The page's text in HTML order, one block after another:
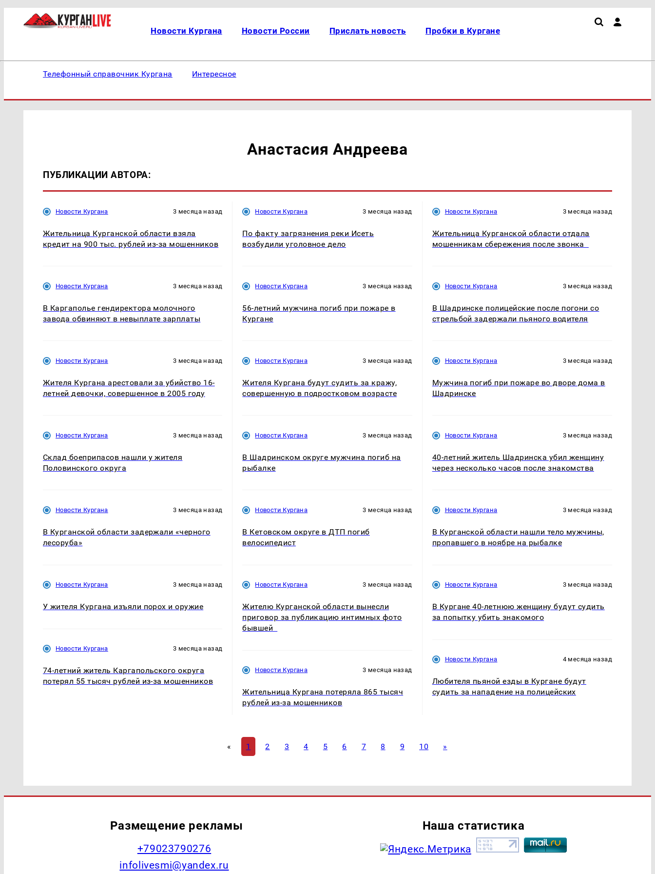
Новости Кургана Новости России Прислать новость Пробки в Кургане
Телефонный справочник Кургана Интересное
Анастасия Андреева
ПУБЛИКАЦИИ АВТОРА:
Новости Кургана 3 месяца назад
Жительница Курганской области взяла
кредит на 900 тыс. рублей из-за мошенников
Новости Кургана 3 месяца назад
В Каргаполье гендиректора молочного
завода обвиняют в невыплате зарплаты
Новости Кургана 3 месяца назад
Жителя Кургана арестовали за убийство 16-
летней девочки, совершенное в 2005 году
Новости Кургана 3 месяца назад
Склад боеприпасов нашли у жителя
Половинского округа
Новости Кургана 3 месяца назад
В Курганской области задержали «черного
лесоруба»
Новости Кургана 3 месяца назад
У жителя Кургана изъяли порох и оружие
Новости Кургана 3 месяца назад
74‑летний житель Каргапольского округа
потерял 55 тысяч рублей из‑за мошенников
Новости Кургана 3 месяца назад
По факту загрязнения реки Исеть
возбудили уголовное дело
Новости Кургана 3 месяца назад
56-летний мужчина погиб при пожаре в
Кургане
Новости Кургана 3 месяца назад
Жителя Кургана будут судить за кражу,
совершенную в подростковом возрасте
Новости Кургана 3 месяца назад
В Шадринском округе мужчина погиб на
рыбалке
Новости Кургана 3 месяца назад
В Кетовском округе в ДТП погиб
велосипедист
Новости Кургана 3 месяца назад
Жителю Курганской области вынесли
приговор за публикацию интимных фото
бывшей
Новости Кургана 3 месяца назад
Жительница Кургана потеряла 865 тысяч
рублей из‑за мошенников
Новости Кургана 3 месяца назад
Жительница Курганской области отдала
мошенникам сбережения после звонка
Новости Кургана 3 месяца назад
В Шадринске полицейские после погони со
стрельбой задержали пьяного водителя
Новости Кургана 3 месяца назад
Мужчина погиб при пожаре во дворе дома в
Шадринске
Новости Кургана 3 месяца назад
40-летний житель Шадринска убил женщину
через несколько часов после знакомства
Новости Кургана 3 месяца назад
В Курганской области нашли тело мужчины,
пропавшего в ноябре на рыбалке
Новости Кургана 3 месяца назад
В Кургане 40-летнюю женщину будут судить
за попытку убить знакомого
Новости Кургана 4 месяца назад
Любителя пьяной езды в Кургане будут
судить за нападение на полицейских
« 1 2 3 4 5 6 7 8 9 10 »
Размещение рекламы
+79023790276
infolivesmi@yandex.ru
Наша статистика